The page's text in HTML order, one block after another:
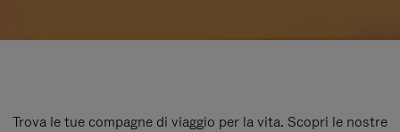
Trova le tue compagne di viaggio per la vita. Scopri le nostre